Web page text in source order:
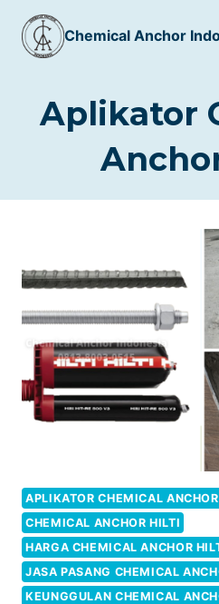
content
Chemical Anchor
Aplikator
APLIKATOR CHEMICAL
CHEMICAL ANCHOR HILTI
HARGA CHEMICAL ANCHOR
JASA PASANG CHEMICAL
KEUNGGULAN CHEMICAL